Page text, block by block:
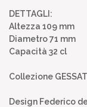
DETTAGLI:
Altezza 109 mm
Diametro 71 mm
Capacità 32 cl
Collezione
Design Federico